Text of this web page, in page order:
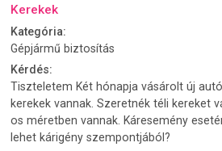
Kerekek
Kategória:
Gépjármű biztosítás
Kérdés:
Tiszteletem Két hónapja vásárolt új
kerekek vannak. Szeretnék téli kereket
os méretben vannak. Káresemény
lehet kárigény szempontjából?